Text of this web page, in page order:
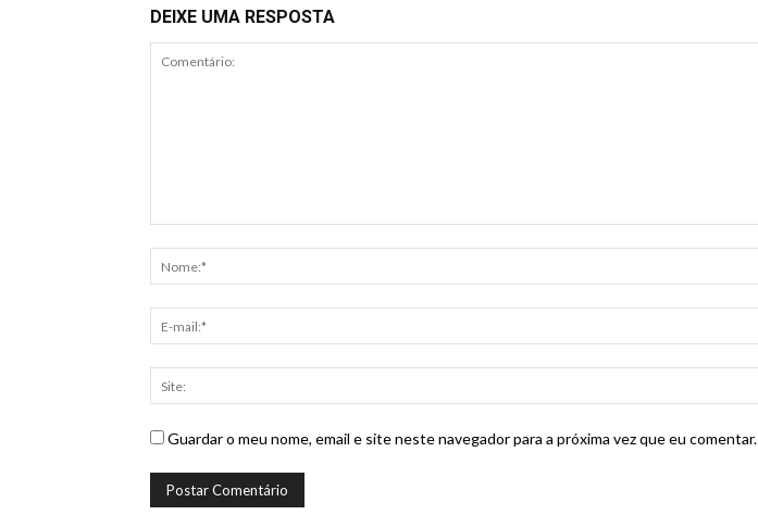
DEIXE UMA RESPOSTA
Guardar o meu nome, email e site neste navegador para a próxima vez que eu comentar.